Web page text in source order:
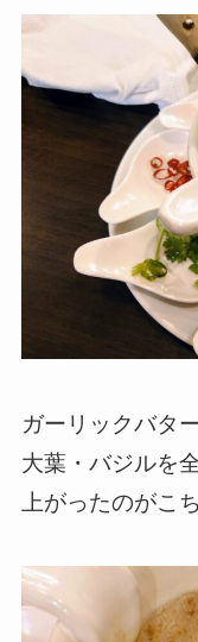
ガーリックバタ
大葉・バジルを
上がったのがこ